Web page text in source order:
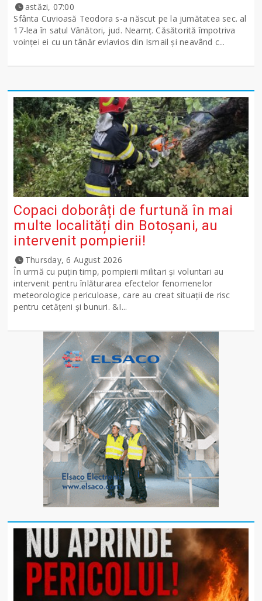
astăzi, 07:00
Sfânta Cuvioasă Teodora s-a născut pe la jumătatea sec. al
17-lea în satul Vânători, jud. Neamţ. Căsătorită împotriva
voinţei ei cu un tânăr evlavios din Ismail şi neavând c...
Copaci doborâți de furtună în mai
multe localități din Botoșani, au
intervenit pompierii!
Thursday, 6 August 2026
În urmă cu puțin timp, pompierii militari și voluntari au
intervenit pentru înlăturarea efectelor fenomenelor
meteorologice periculoase, care au creat situații de risc
pentru cetățeni și bunuri. &I...